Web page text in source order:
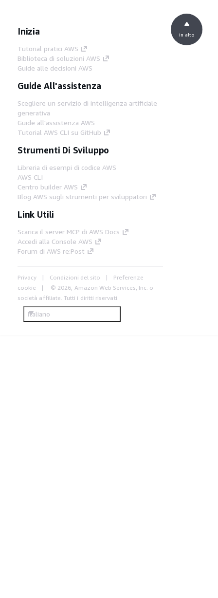
Inizia
Tutorial pratici AWS
Biblioteca di soluzioni AWS
Guide alle decisioni AWS
Guide All'assistenza
Scegliere un servizio di intelligenza artificiale
generativa
Guide all'assistenza AWS
Tutorial AWS CLI su GitHub
Strumenti Di Sviluppo
Libreria di esempi di codice AWS
AWS CLI
Centro builder AWS
Blog AWS sugli strumenti per sviluppatori
Link Utili
Scarica il server MCP di AWS Docs
Accedi alla Console AWS
Forum di AWS re:Post
Privacy Condizioni del sito
Preferenze
cookie
© 2026, Amazon Web Services, Inc. o
società affiliate. Tutti i diritti riservati.
Italiano
in alto